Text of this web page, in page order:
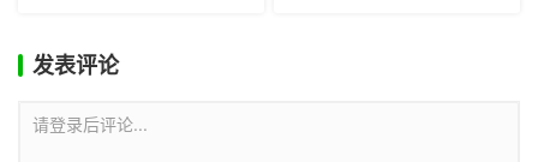
发表评论
请登录后评论...